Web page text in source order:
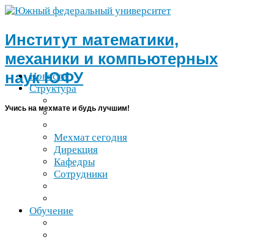
Институт математики,
механики и компьютерных
наукЮФУ
Учись на мехмате и будь лучшим!
Новости
Структура
Мехмат сегодня
Дирекция
Кафедры
Сотрудники
Обучение